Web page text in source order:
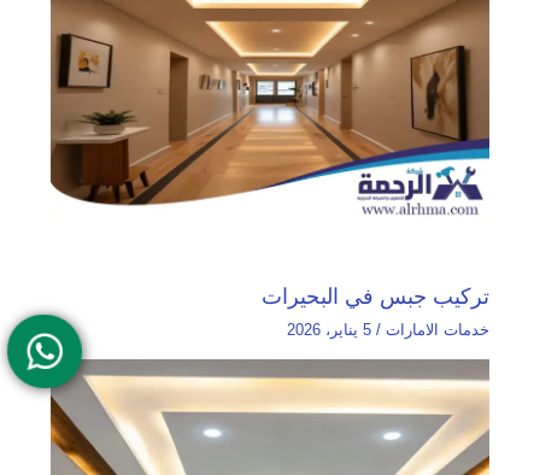
تركيب جبس في البحيرات
خدمات الامارات/ 5 يناير، 2026